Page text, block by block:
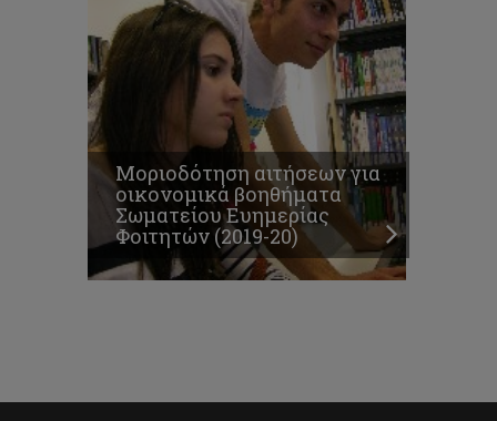
Μοριοδότηση αιτήσεων για
οικονομικά βοηθήματα
Σωματείου Ευημερίας
Φοιτητών (2019-20)